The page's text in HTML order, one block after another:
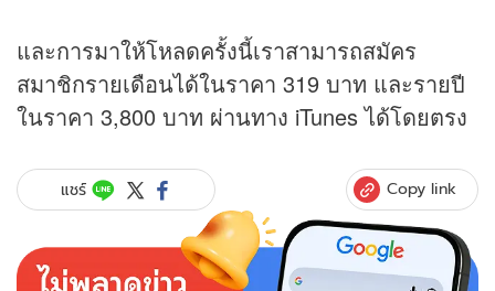
และการมาให้โหลดครั้งนี้เราสามารถสมัคร
สมาชิกรายเดือนได้ในราคา 319 บาท และรายปี
ในราคา 3,800 บาท ผ่านทาง iTunes ได้โดยตรง
แชร์ Copy link